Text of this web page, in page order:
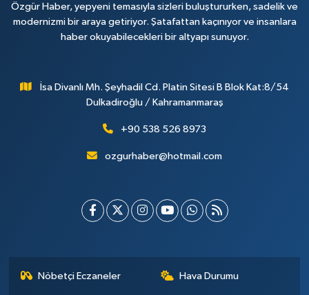
Özgür Haber, yepyeni temasıyla sizleri buluştururken, sadelik ve
modernizmi bir araya getiriyor. Şatafattan kaçınıyor ve insanlara
haber okuyabilecekleri bir altyapı sunuyor.
İsa Divanlı Mh. Şeyhadil Cd. Platin Sitesi B Blok Kat:8/54
Dulkadiroğlu / Kahramanmaraş
+90 538 526 8973
ozgurhaber@hotmail.com
Nöbetçi Eczaneler Hava Durumu